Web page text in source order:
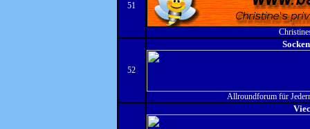
51
52
Allroundforum für